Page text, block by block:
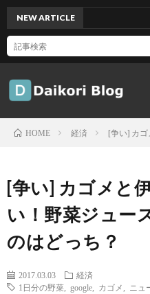
NEW ARTICLE
HOME 経済 [争い] カ
[争い] カゴメと
い！野菜ジュー
のはどっち？
2017.03.03
経済
1日分の野菜
google カゴメ ニュ